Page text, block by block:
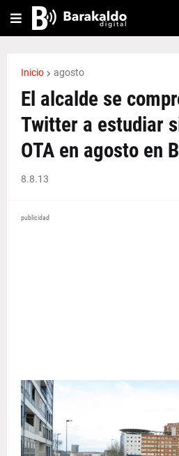
Inicio agosto
El alcalde se
Twitter a estudiar
OTA en agosto en
8.8.13
publicidad